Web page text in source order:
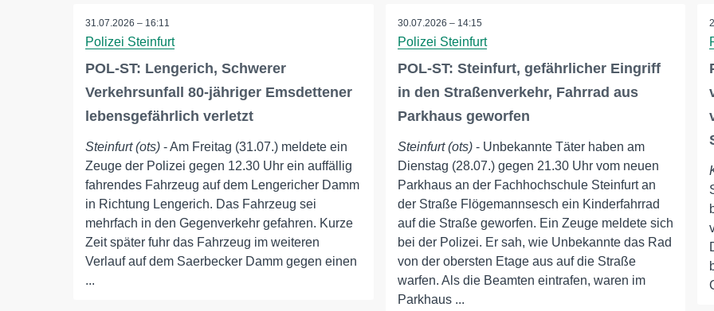
31.07.2026 – 16:11
Polizei Steinfurt
POL-ST: Lengerich, Schwerer
Verkehrsunfall 80-jähriger Emsdettener
lebensgefährlich verletzt
Steinfurt (ots) - Am Freitag (31.07.) meldete ein
Zeuge der Polizei gegen 12.30 Uhr ein auffällig
fahrendes Fahrzeug auf dem Lengericher Damm
in Richtung Lengerich. Das Fahrzeug sei
mehrfach in den Gegenverkehr gefahren. Kurze
Zeit später fuhr das Fahrzeug im weiteren
Verlauf auf dem Saerbecker Damm gegen einen
...
30.07.2026 – 14:15
Polizei Steinfurt
POL-ST: Steinfurt, gefährlicher Eingriff
in den Straßenverkehr, Fahrrad aus
Parkhaus geworfen
Steinfurt (ots)- Unbekannte Täter haben am
Dienstag (28.07.) gegen 21.30 Uhr vom neuen
Parkhaus an der Fachhochschule Steinfurt an
der Straße Flögemannsesch ein Kinderfahrrad
auf die Straße geworfen. Ein Zeuge meldete sich
bei der Polizei. Er sah, wie Unbekannte das Rad
von der obersten Etage aus auf die Straße
warfen. Als die Beamten eintrafen, waren im
Parkhaus ...